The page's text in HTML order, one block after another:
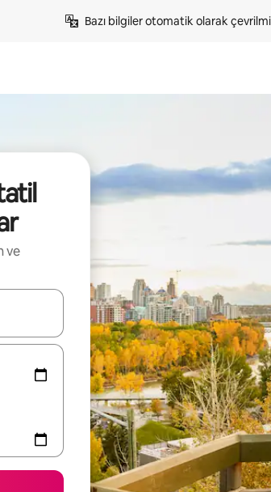
Bazı bilgiler otomatik olarak
ve
aşağı oklarıyla gezinin veya dokunarak ya da